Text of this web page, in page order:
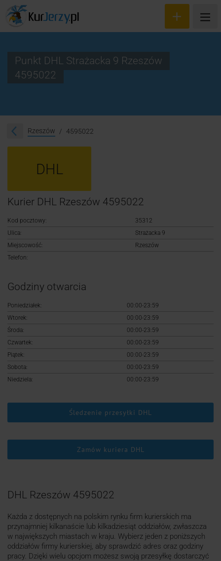
Śledzenie przesyłki
Punkt DHL Strażacka 9 Rzeszów
4595022
Rzeszów 4595022
DHL
Kurier DHL Rzeszów 4595022
Kod pocztowy:
35312
Ulica:
Strażacka 9
Miejscowość:
Rzeszów
Telefon:
Godziny otwarcia
Poniedziałek:
00:00-23:59
Wtorek:
00:00-23:59
Środa:
00:00-23:59
Czwartek:
00:00-23:59
Piątek:
00:00-23:59
Sobota:
00:00-23:59
Niedziela:
00:00-23:59
Śledzenie przesyłki DHL
Zamów kuriera DHL
DHL Rzeszów 4595022
Każda z dostępnych na polskim rynku firm kurierskich ma
przynajmniej kilkanaście lub kilkadziesiąt oddziałów, zwłaszcza
w największych miastach w kraju. Wybierz jeden z poniższych
oddziałów firmy kurierskiej, aby sprawdzić adres oraz godziny
pracy. Dzięki wielu opcjom możesz swoją przesyłkę dostarczyć